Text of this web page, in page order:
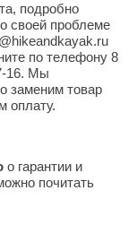
подробно
своей проблеме
по телефону 8
16. Мы
заменим товар
оплату.
о гарантии и
почитать